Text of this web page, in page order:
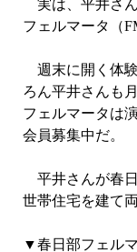
実は、平井さ
フェルマータ（
週末に開く体
ろん平井さんも
フェルマータは
会員募集中だ。
平井さんが春日
世帯住宅を建て
▼春日部フェル